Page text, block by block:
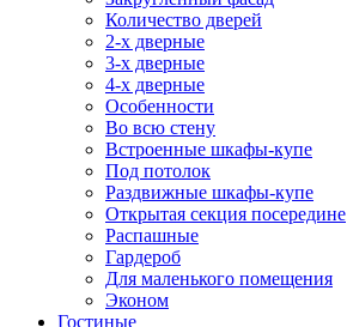
Количество дверей
2-х дверные
3-х дверные
4-х дверные
Особенности
Во всю стену
Встроенные шкафы-купе
Под потолок
Раздвижные шкафы-купе
Открытая секция посередине
Распашные
Гардероб
Для маленького помещения
Эконом
Гостиные